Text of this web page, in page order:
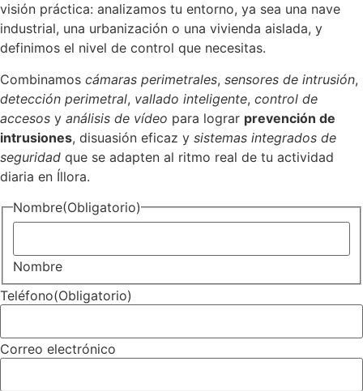
visión práctica: analizamos tu entorno, ya sea una nave
industrial, una urbanización o una vivienda aislada, y
definimos el nivel de control que necesitas.
Combinamos cámaras perimetrales, sensores de intrusión,
detección perimetral, vallado inteligente, control de
accesos y análisis de vídeo para lograr prevención de
intrusiones, disuasión eficaz y sistemas integrados de
seguridad que se adapten al ritmo real de tu actividad
diaria en Íllora.
Nombre(Obligatorio)
Nombre
Teléfono(Obligatorio)
Correo electrónico